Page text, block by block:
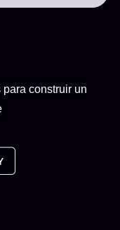
construir un